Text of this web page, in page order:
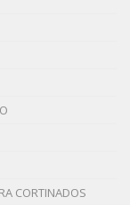
CORTINADOS